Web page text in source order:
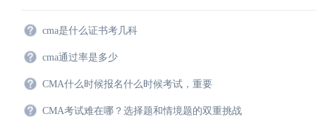
cma是什么证书考几科
cma通过率是多少
CMA什么时候报名什么时候考试，重要
CMA考试难在哪？选择题和情境题的双重挑战